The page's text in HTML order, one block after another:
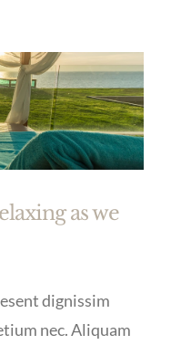
as we
dignissim
nec. Aliquam